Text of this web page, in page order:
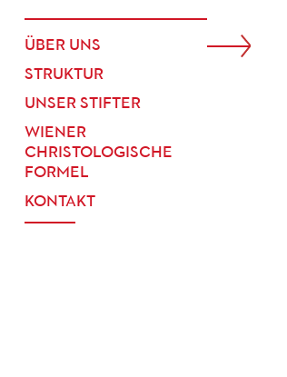
ÜBER UNS
STRUKTUR
UNSER STIFTER
WIENER
CHRISTOLOGISCHE
FORMEL
KONTAKT